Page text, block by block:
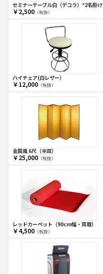
セミナーテーブル白（デコラ）*2名掛け
￥2,500（税抜）
ハイチェア(白レザー）
￥12,000（税抜）
金屏風 6尺（半双）
￥25,000（税抜）
レッドカーペット（90cm幅・買取）
￥4,500（税抜）